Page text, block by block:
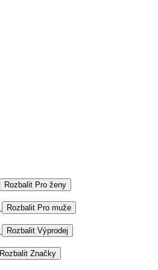
Rozbalit Pro ženy
Rozbalit Pro muže
Rozbalit Výprodej
Rozbalit Značky